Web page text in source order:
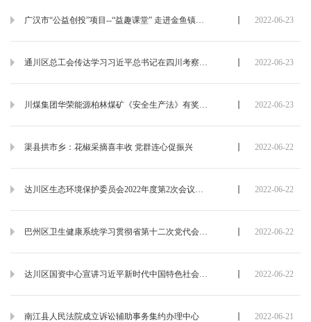
广汉市“公益创投”项目--“益趣课堂” 走进金鱼镇服务职工群众 2022-06-23
通川区总工会传达学习习近平总书记在四川考察时的重要指示精神 2022-06-23
川煤集团华荣能源柏林煤矿《安全生产法》有奖问答进区队 2022-06-23
渠县拱市乡：花椒采摘喜丰收 党群连心促振兴 2022-06-22
达川区生态环境保护委员会2022年度第2次会议召开 2022-06-22
巴州区卫生健康系统学习贯彻省第十二次党代会精神 2022-06-22
达川区国资中心宣讲习近平新时代中国特色社会主义思想 2022-06-22
南江县人民法院成立诉讼辅助事务集约办理中心 2022-06-21